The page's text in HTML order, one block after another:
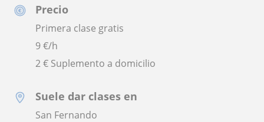
Precio
Primera clase gratis
9€/h
2 € Suplemento a domicilio
Suele dar clases en
San Fernando